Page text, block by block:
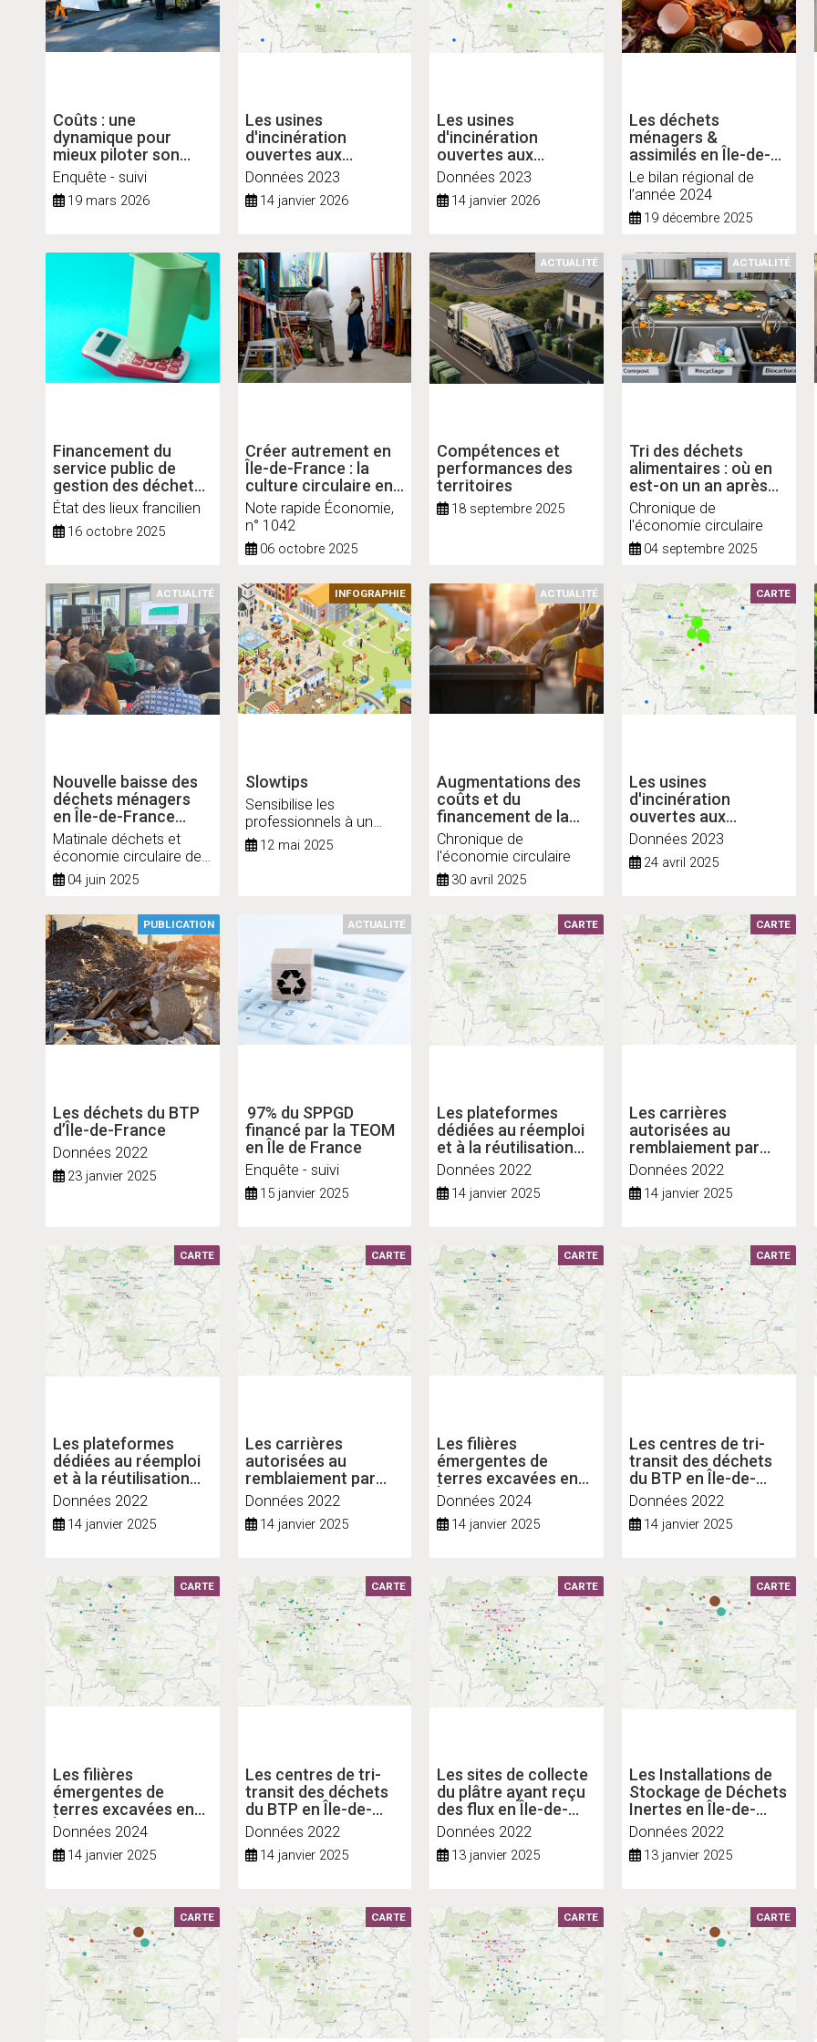
Coûts : une
dynamique pour
mieux piloter son
service public de
prévention et de
gestion des déchets
Enquête - suivi
19 mars 2026
Les usines
d'incinération
ouvertes aux
déchets non
dangereux en Île-de-
France (UIDND)
Données 2023
14 janvier 2026
Les usines
d'incinération
ouvertes aux
déchets non
dangereux en Île-de-
France (UIDND)
Données 2023
14 janvier 2026
Les déchets
ménagers &
assimilés en Île-de-
France
Le bilan régional de
l’année 2024
19 décembre 2025
Financement du
service public de
gestion des déchets
2023
État des lieux francilien
16 octobre 2025
Créer autrement en
Île-de-France : la
culture circulaire en
action
Note rapide Économie,
n° 1042
06 octobre 2025
Compétences et
performances des
territoires
ACTUALITÉ
18 septembre 2025
Tri des déchets
alimentaires : où en
est-on un an après
l’échéance ?
ACTUALITÉ
Chronique de
l'économie circulaire
04 septembre 2025
Nouvelle baisse des
déchets ménagers
en Île-de-France
pour 2023
ACTUALITÉ
Matinale déchets et
économie circulaire de
L'Institut Paris Region
04 juin 2025
Slowtips
INFOGRAPHIE
Sensibilise les
professionnels à un
tourisme soutenable
12 mai 2025
Augmentations des
coûts et du
financement de la
gestion des déchets :
quels enjeux pour le
service public ?
ACTUALITÉ
Chronique de
l'économie circulaire
30 avril 2025
Les usines
d'incinération
ouvertes aux
déchets non
dangereux en Île-de-
France (UIDND)
CARTE
Données 2023
24 avril 2025
Les déchets du BTP
d’Île-de-France
PUBLICATION
Données 2022
23 janvier 2025
97% du SPPGD
financé par la TEOM
en Île de France
ACTUALITÉ
Enquête - suivi
15 janvier 2025
Les plateformes
dédiées au réemploi
et à la réutilisation
des produits et
matériaux du BTP en
Île-de-France
CARTE
Données 2022
14 janvier 2025
Les carrières
autorisées au
remblaiement par
des matériaux
extérieurs en Île-de-
France
CARTE
Données 2022
14 janvier 2025
Les plateformes
dédiées au réemploi
et à la réutilisation
des produits et
matériaux du BTP en
Île-de-France
CARTE
Données 2022
14 janvier 2025
Les carrières
autorisées au
remblaiement par
des matériaux
extérieurs en Île-de-
France
CARTE
Données 2022
14 janvier 2025
Les filières
émergentes de
terres excavées en
Île-de-France
CARTE
Données 2024
14 janvier 2025
Les centres de tri-
transit des déchets
du BTP en Île-de-
France
CARTE
Données 2022
14 janvier 2025
Les filières
émergentes de
terres excavées en
Île-de-France
CARTE
Données 2024
14 janvier 2025
Les centres de tri-
transit des déchets
du BTP en Île-de-
France
CARTE
Données 2022
14 janvier 2025
Les sites de collecte
du plâtre ayant reçu
des flux en Île-de-
France
CARTE
Données 2022
13 janvier 2025
Les Installations de
Stockage de Déchets
Inertes en Île-de-
France (ISDI
autorisées)
CARTE
Données 2022
13 janvier 2025
CARTE CARTE CARTE CARTE